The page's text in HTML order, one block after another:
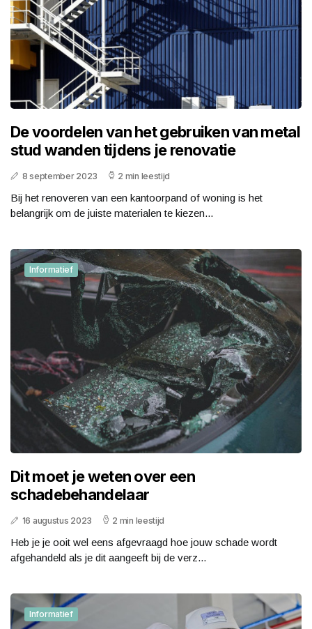
De voordelen van het gebruiken van metal
stud wanden tijdens je renovatie
8 september 2023 2 min leestijd
Bij het renoveren van een kantoorpand of woning is het
belangrijk om de juiste materialen te kiezen...
Informatief
Dit moet je weten over een
schadebehandelaar
16 augustus 2023 2 min leestijd
Heb je je ooit wel eens afgevraagd hoe jouw schade wordt
afgehandeld als je dit aangeeft bij de verz...
Informatief